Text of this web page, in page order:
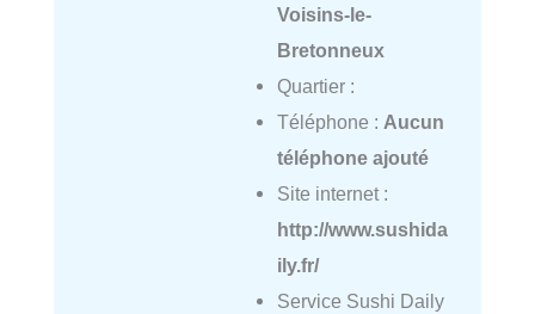
Voisins-le-
Bretonneux
Quartier :
Téléphone : Aucun
téléphone ajouté
Site internet :
http://www.sushida
ily.fr/
Service Sushi Daily